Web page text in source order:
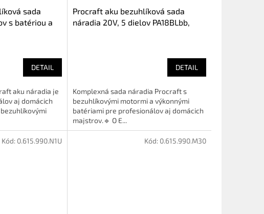
sada
s batériou a
DETAIL
aku náradia je
aj domácich
Procraft aku bezuhlíková sada
náradia 20V, 5 dielov PA18BLbb,
DETAIL
Komplexná sada náradia Procraft s
bezuhlíkovými motormi a výkonnými
batériami pre profesionálov aj domácich
majstrov.🔹 O E...
Kód: 0.615.990.N1U Kód: 0.615.990.M30